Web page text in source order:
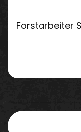
Forstarbeiter